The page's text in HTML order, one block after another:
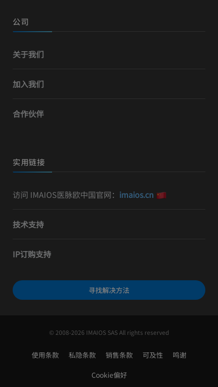
公司
关于我们
加入我们
合作伙伴
实用链接
访问 IMAIOS医脉欧中国官网： imaios.cn
技术支持
IP订购支持
寻找解决方法
© 2008-2026 IMAIOS SAS All rights reserved
使用条款 私隐条款 销售条款 可及性 鸣谢
Cookie偏好